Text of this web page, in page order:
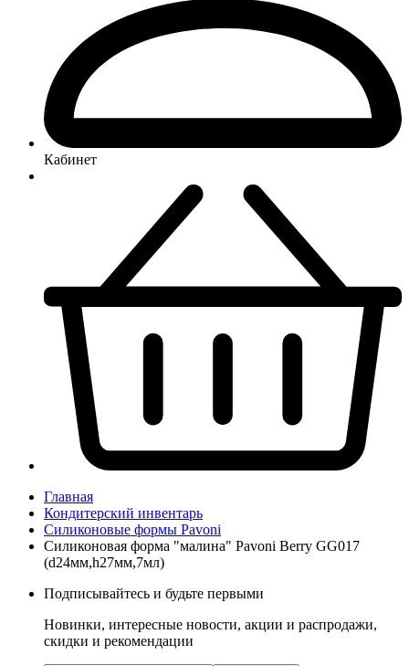
Кабинет
Главная
Кондитерский инвентарь
Силиконовые формы Pavoni
Силиконовая форма "малина" Pavoni Berry GG017
(d24мм,h27мм,7мл)
Подписывайтесь и будьте первыми
Новинки, интересные новости, акции и распродажи,
скидки и рекомендации